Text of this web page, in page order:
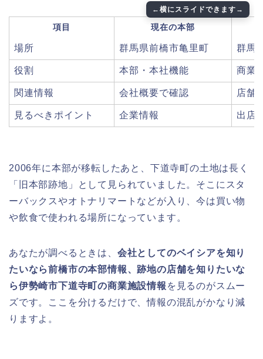
項目 現在の本部
場所 群馬県前橋市亀里町 群馬
役割 本部・本社機能 商業
関連情報 会社概要で確認 店舗
見るべきポイント 企業情報 出店
2006年に本部が移転したあと、下道寺町の土地は長く
「旧本部跡地」として見られていました。そこにスタ
ーバックスやオトナリマートなどが入り、今は買い物
や飲食で使われる場所になっています。
あなたが調べるときは、 会社としてのベイシアを知り
たいなら前橋市の本部情報、跡地の店舗を知りたいな
ら伊勢崎市下道寺町の商業施設情報 を見るのがスムー
ズです。ここを分けるだけで、情報の混乱がかなり減
りますよ。